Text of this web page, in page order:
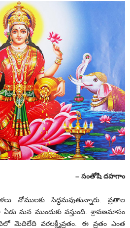
– సంతోషి దహగాం
నోములకు సిద్ధమవుతున్నారు. వ్రతాల
మన ముందుకు వస్తుంది. శ్రావణమాసం
మెదిలేది వరలక్ష్మీవ్రతం. ఈ వ్రతం ఎంత